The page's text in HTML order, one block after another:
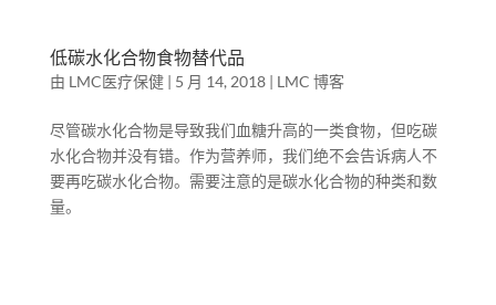
低碳水化合物食物替代品
由 LMC医疗保健| 5 月 14, 2018| LMC 博客
尽管碳水化合物是导致我们血糖升高的一类食物，但吃碳
水化合物并没有错。作为营养师，我们绝不会告诉病人不
要再吃碳水化合物。需要注意的是碳水化合物的种类和数
量。